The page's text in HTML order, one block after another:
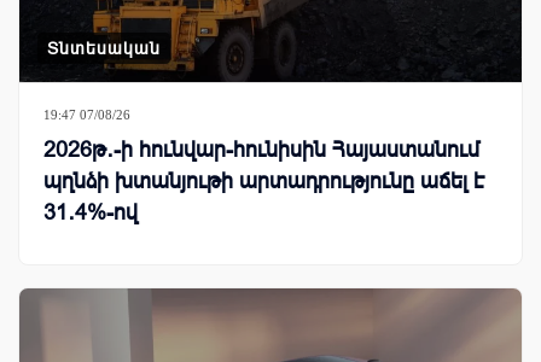
Տնտեսական
19:47 07/08/26
2026թ․-ի հունվար-հունիսին Հայաստանում
պղնձի խտանյութի արտադրությունը աճել է
31․4%-ով